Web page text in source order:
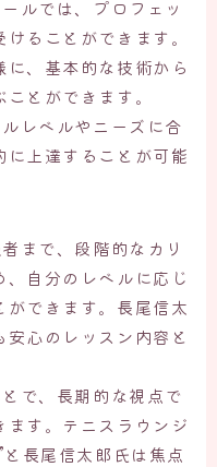
ルでは、プロフェッ
ることができます。
、基本的な技術から
とができます。
レベルやニーズに合
上達することが可能
まで、段階的なカリ
自分のレベルに応じ
できます。長尾信太
心のレッスン内容と
で、長期的な視点で
す。テニスラウンジ
長尾信太郎氏は焦点